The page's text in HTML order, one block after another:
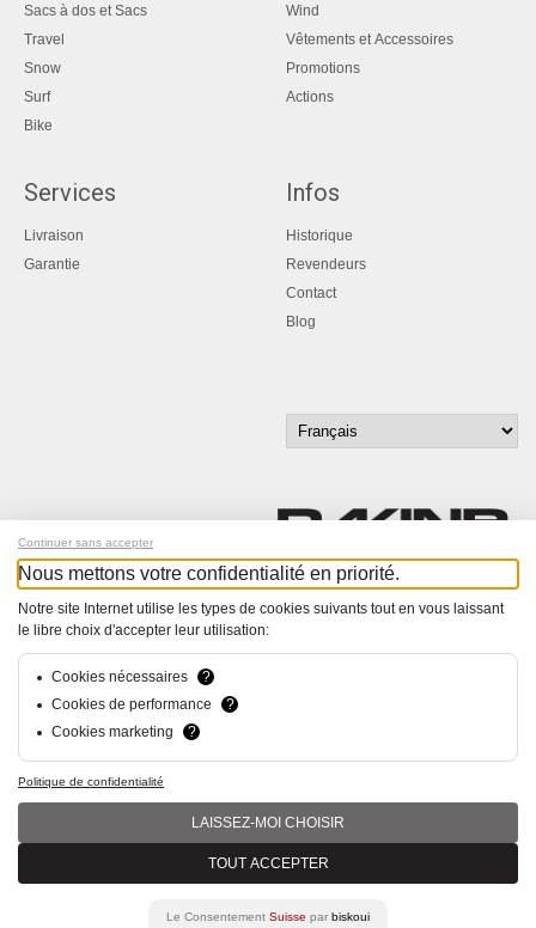
Sacs à dos et Sacs
Travel
Snow
Surf
Bike
Wind
Vêtements et Accessoires
Promotions
Actions
Services
Livraison
Garantie
Infos
Historique
Revendeurs
Contact
Blog
© Bucher+Walt 2011-2026
Tous droits réservés - Informations non contractuelles
hsolutions.ch
Continuer sans accepter
Nous mettons votre confidentialité en priorité.
Notre site Internet utilise les types de cookies suivants tout en vous laissant
le libre choix d'accepter leur utilisation:
Cookies nécessaires
?
Cookies de performance
?
Cookies marketing
?
Politique de confidentialité
LAISSEZ-MOI CHOISIR
TOUT ACCEPTER
Le Consentement Suisse par biskoui